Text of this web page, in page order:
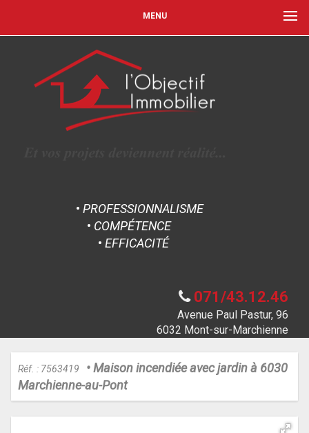
MENU
• PROFESSIONNALISME
• COMPÉTENCE
• EFFICACITÉ
071/43.12.46
Avenue Paul Pastur, 96
6032 Mont-sur-Marchienne
Réf. : 7563419
• Maison incendiée avec jardin à 6030
Marchienne-au-Pont